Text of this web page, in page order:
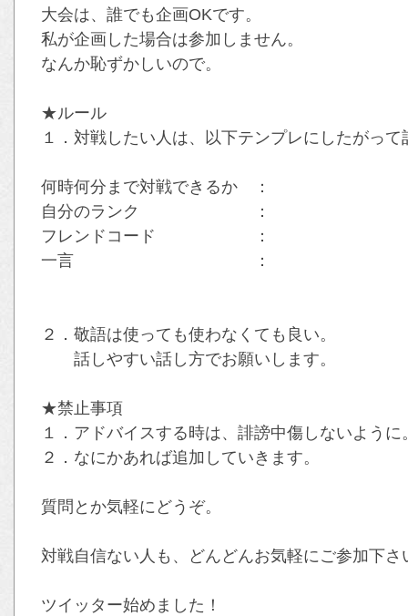
大会は、誰でも企画OKです。
私が企画した場合は参加しません。
なんか恥ずかしいので。
★ルール
１．対戦したい人は、以下テンプレにしたがっ
何時何分まで対戦できるか ：
自分のランク ：
フレンドコード ：
一言 ：
２．敬語は使っても使わなくても良い。
話しやすい話し方でお願いします。
★禁止事項
１．アドバイスする時は、誹謗中傷しないように
２．なにかあれば追加していきます。
質問とか気軽にどうぞ。
対戦自信ない人も、どんどんお気軽にご参加下さ
ツイッター始めました！